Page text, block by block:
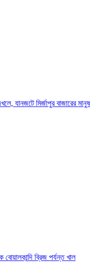
যানজটে মির্জাপুর বাজারের মানুষ
বোয়ালকান্দি ব্রিজ পর্যন্ত খাল